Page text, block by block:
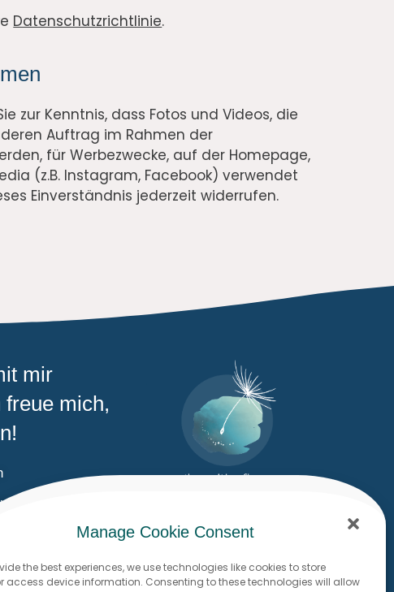
Manage Cookie Consent
the best experiences, we use technologies like cookies to store
access device information. Consenting to these technologies will allow
Datenschutzrichtlinie.
zur Kenntnis, dass Fotos und Videos, die
Auftrag im Rahmen der
für Werbezwecke, auf der Homepage,
(z.B. Instagram, Facebook) verwendet
Einverständnis jederzeit widerrufen.
mir
mich,